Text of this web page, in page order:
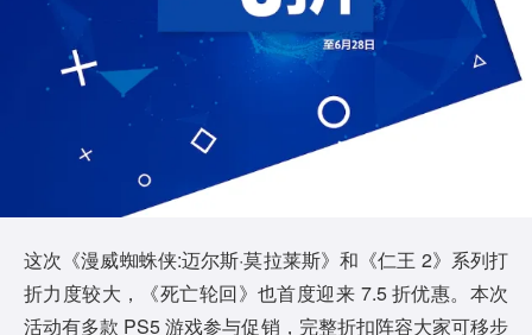
这次《漫威蜘蛛侠:迈尔斯·莫拉莱斯》和《仁王 2》系列打
折力度较大，《死亡轮回》也首度迎来 7.5 折优惠。本次
活动有多款 PS5 游戏参与促销，完整折扣阵容大家可移步